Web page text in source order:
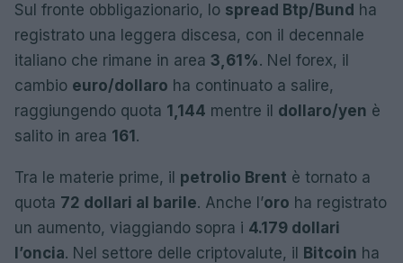
Sul fronte obbligazionario, lo spread Btp/Bund ha
registrato una leggera discesa, con il decennale
italiano che rimane in area 3,61%. Nel forex, il
cambio euro/dollaro ha continuato a salire,
raggiungendo quota 1,144 mentre il dollaro/yen è
salito in area 161 .
Tra le materie prime, il petrolio Brent è tornato a
quota 72 dollari al barile. Anche l’oro ha registrato
un aumento, viaggiando sopra i 4.179 dollari
l’oncia. Nel settore delle criptovalute, il Bitcoin ha